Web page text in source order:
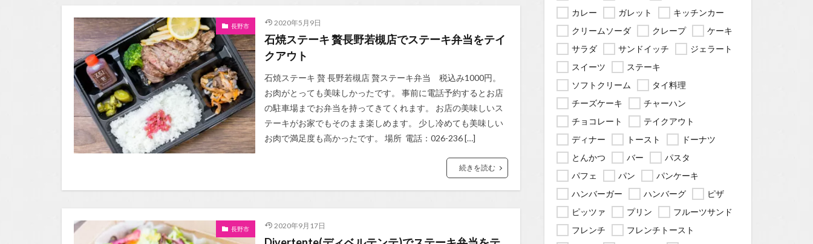
長野市 2020年5月9日
石焼ステーキ 贅長野若槻店でステーキ弁当をテイ
クアウト
石焼ステーキ 贅 長野若槻店 贅ステーキ弁当 税込み1000円。
お肉がとっても美味しかったです。 事前に電話予約するとお店
の駐車場までお弁当を持ってきてくれます。 お店の美味しいス
テーキがお家でもそのまま楽しめます。 少し冷めても美味しい
お肉で満足度も高かったです。 場所 電話：026-236 […]
続きを読む
長野市 2020年9月17日
カレー
ガレット
キッチンカー
クリームソーダ
クレープ
ケーキ
サラダ
サンドイッチ
ジェラート
スイーツ
ステーキ
ソフトクリーム
タイ料理
チーズケーキ
チャーハン
チョコレート
テイクアウト
ディナー
トースト
ドーナツ
とんかつ
バー
パスタ
パフェ
パン
パンケーキ
ハンバーガー
ハンバーグ
ピザ
ピッツァ
プリン
フルーツサンド
フレンチ
フレンチトースト